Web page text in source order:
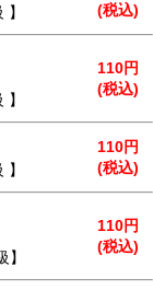
(税込)
110円
(税込)
110円
(税込)
110円
(税込)